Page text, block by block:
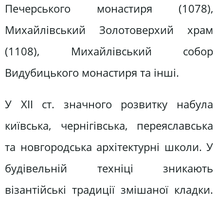
Печерського монастиря (1078),
Михайлівський Золотоверхий храм
(1108), Михайлівський собор
Видубицького монастиря та інші.
У XII ст. значного розвитку набула
київська, чернігівська, переяславська
та новгородська архітектурні школи. У
будівельній техніці зникають
візантійські традиції змішаної кладки.